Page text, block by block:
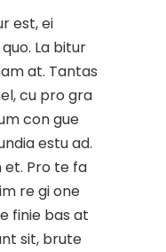
est, ei
La bitur
at. Tantas
cu pro gra
con gue
estu ad.
et. Pro te fa
re gi one
finie bas at
sit, brute